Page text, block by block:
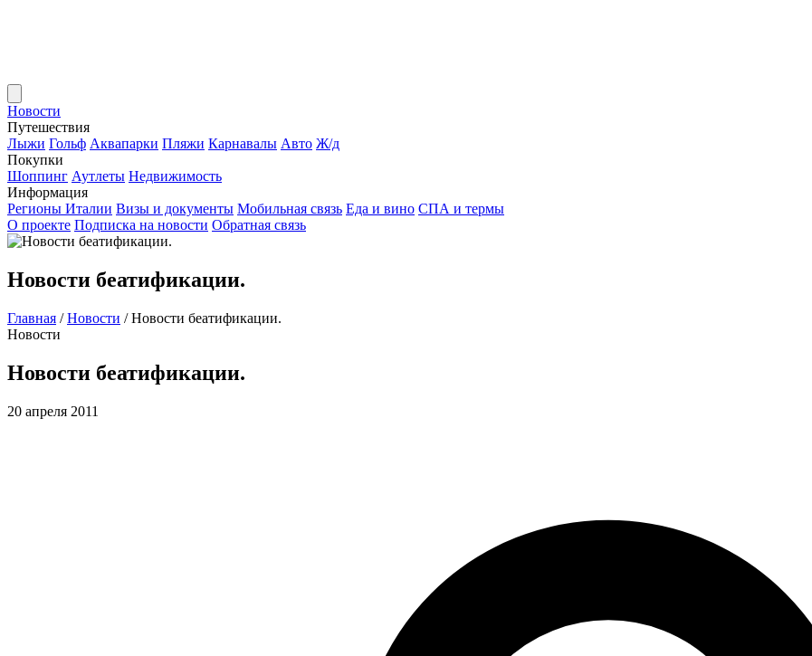
Новости
Путешествия
Лыжи Гольф Аквапарки Пляжи Карнавалы Авто Ж/д
Покупки
Шоппинг Аутлеты Недвижимость
Информация
Регионы Италии Визы и документы Мобильная связь Еда и вино СПА и термы
О проекте Подписка на новости Обратная связь
Новости беатификации.
Главная / Новости / Новости беатификации.
Новости
Новости беатификации.
20 апреля 2011